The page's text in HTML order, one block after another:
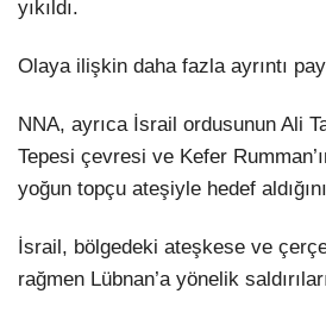
yıkıldı.
Olaya ilişkin daha fazla ayrıntı
NNA, ayrıca İsrail ordusunun Ali
Tepesi çevresi ve Kefer
yoğun topçu ateşiyle hedef
İsrail, bölgedeki ateşkese ve
rağmen Lübnan’a yönelik